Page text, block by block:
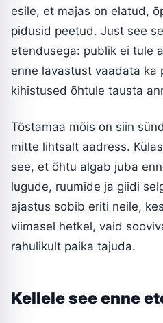
esile, et majas on elatud,
pidusid peetud. Just see
etendusega: publik ei tule
enne lavastust vaadata ka
kihistused õhtule tausta
Tõstamaa mõis on siin
mitte lihtsalt aadress.
see, et õhtu algab juba
lugude, ruumide ja giidi
ajastus sobib eriti neile,
viimasel hetkel, vaid
rahulikult paika tajuda.
Kellele see enne